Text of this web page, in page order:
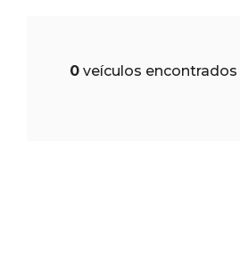
0 veículos encontrados